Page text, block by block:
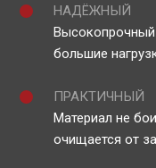
НАДЁЖНЫЙ
Высокопрочный
большие
ПРАКТИЧНЫЙ
Материал не
очищается от